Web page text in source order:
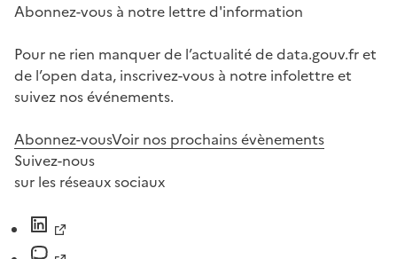
Abonnez-vous à notre lettre d'information
Pour ne rien manquer de l’actualité de data.gouv.fr et
de l’open data, inscrivez-vous à notre infolettre et
suivez nos événements.
Abonnez-vousVoir nos prochains évènements
Suivez-nous
sur les réseaux sociaux